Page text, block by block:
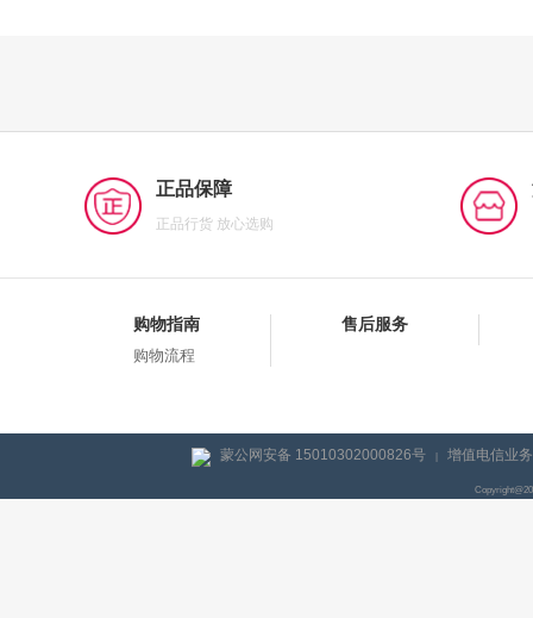
正品保障
正品行货 放心选购
购物指南
购物流程
售后服务
蒙公网安备 15010302000826号 | 增值电信业